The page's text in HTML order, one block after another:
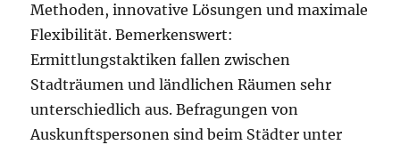
Methoden, innovative Lösungen und maximale
Flexibilität. Bemerkenswert:
Ermittlungstaktiken fallen zwischen
Stadträumen und ländlichen Räumen sehr
unterschiedlich aus. Befragungen von
Auskunftspersonen sind beim Städter unter